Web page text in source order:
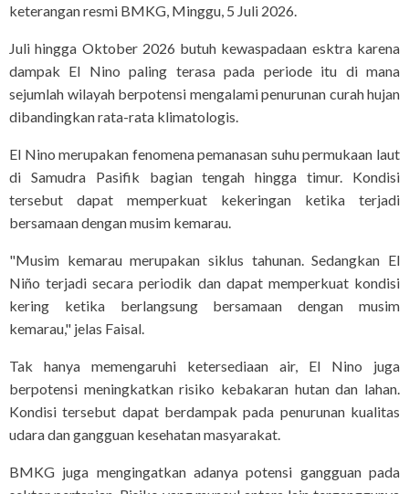
keterangan resmi BMKG, Minggu, 5 Juli 2026.
Juli hingga Oktober 2026 butuh kewaspadaan esktra karena
dampak El Nino paling terasa pada periode itu di mana
sejumlah wilayah berpotensi mengalami penurunan curah hujan
dibandingkan rata-rata klimatologis.
El Nino merupakan fenomena pemanasan suhu permukaan laut
di Samudra Pasifik bagian tengah hingga timur. Kondisi
tersebut dapat memperkuat kekeringan ketika terjadi
bersamaan dengan musim kemarau.
"Musim kemarau merupakan siklus tahunan. Sedangkan El
Niño terjadi secara periodik dan dapat memperkuat kondisi
kering ketika berlangsung bersamaan dengan musim
kemarau," jelas Faisal.
Tak hanya memengaruhi ketersediaan air, El Nino juga
berpotensi meningkatkan risiko kebakaran hutan dan lahan.
Kondisi tersebut dapat berdampak pada penurunan kualitas
udara dan gangguan kesehatan masyarakat.
BMKG juga mengingatkan adanya potensi gangguan pada